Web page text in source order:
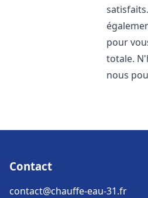
pour
totale.
nous
Contact
contact@chauffe-eau-31.fr